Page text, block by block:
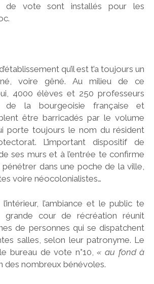
de vote sont installés pour les
qu’il est t’a toujours un
voire gêné. Au milieu de ce
4000 élèves et 250 professeurs
de la bourgeoisie française et
être barricadés par le volume
porte toujours le nom du résident
L’important dispositif de
ses murs et à l’entrée te confirme
dans une poche de la ville,
voire néocolonialistes…
l’ambiance et le public te
grande cour de récréation réunit
de personnes qui se dispatchent
salles, selon leur patronyme. Le
bureau de vote n°10,« au fond à
des nombreux bénévoles.